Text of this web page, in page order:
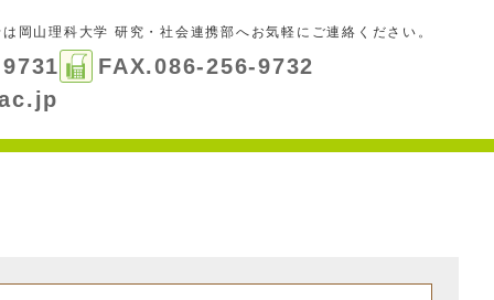
岡山理科大学 研究・社会連携部へお気軽にご連絡ください。
FAX.086-256-9732